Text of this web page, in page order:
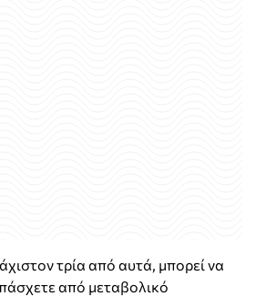
τρία από αυτά, μπορεί να
από μεταβολικό